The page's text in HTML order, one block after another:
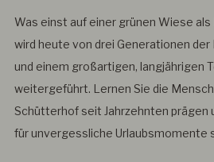
Was einst auf einer grünen Wiese
wird heute von drei Generationen
und einem großartigen, langjährigen
weitergeführt. Lernen Sie die
Schütterhof seit Jahrzehnten prägen
für unvergessliche Urlaubsmomente